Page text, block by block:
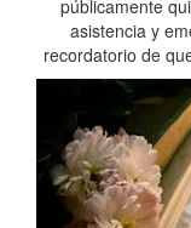
públicamente
asistencia y
recordatorio de